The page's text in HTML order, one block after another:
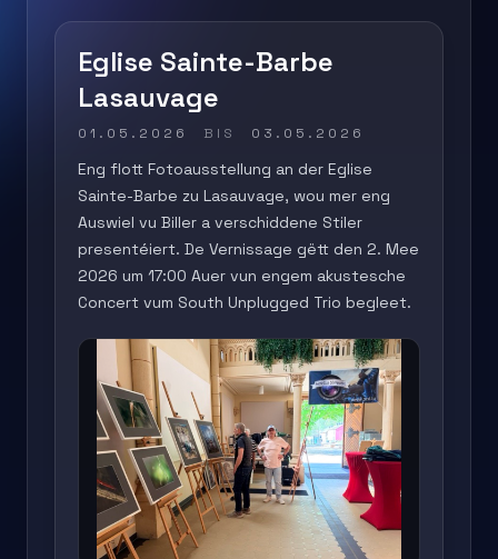
Eglise Sainte-Barbe
Lasauvage
01.05.2026 BIS 03.05.2026
Eng flott Fotoausstellung an der Eglise
Sainte-Barbe zu Lasauvage, wou mer eng
Auswiel vu Biller a verschiddene Stiler
presentéiert. De Vernissage gëtt den 2. Mee
2026 um 17:00 Auer vun engem akustesche
Concert vum South Unplugged Trio begleet.